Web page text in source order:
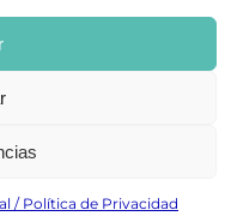
/ Política de Privacidad
especializada
de Madrid, gratuita y
además de otros
ocio de la capital.
Future